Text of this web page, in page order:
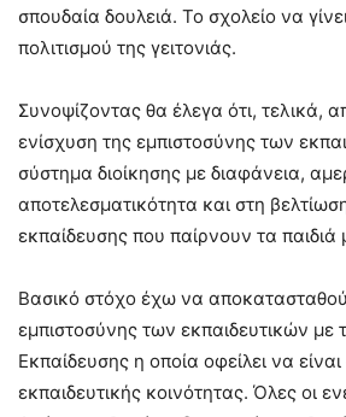
σπουδαία δουλειά. Το σχολείο να
πολιτισμού της γειτονιάς.
Συνοψίζοντας θα έλεγα ότι, τελικά,
ενίσχυση της εμπιστοσύνης των
σύστημα διοίκησης με διαφάνεια,
αποτελεσματικότητα και στη
εκπαίδευσης που παίρνουν τα παιδιά
Βασικό στόχο έχω να
εμπιστοσύνης των εκπαιδευτικών με
Εκπαίδευσης η οποία οφείλει να
εκπαιδευτικής κοινότητας. Όλες οι